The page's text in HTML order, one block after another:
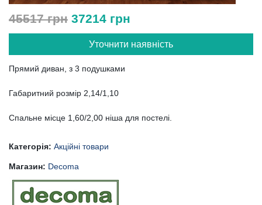
45517 грн 37214 грн
Уточнити наявність
Прямий диван, з 3 подушками
Габаритний розмір 2,14/1,10
Спальне місце 1,60/2,00 ніша для постелі.
Категорія: Акційні товари
Магазин: Decoma